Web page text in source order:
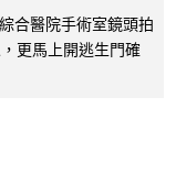
合醫院手術室鏡頭拍
更馬上開逃生門確